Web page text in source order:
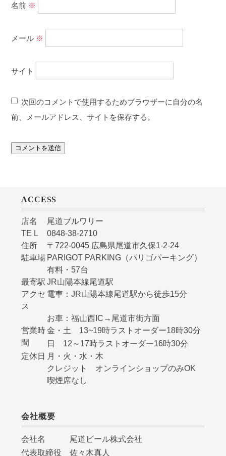
名前 ※
メール ※
サイト
次回のコメントで使用するためブラウザーに自分の名
前、メールアドレス、サイトを保存する。
ACCESS
店名
尾道ブルワリー
TE L
0848-38-2710
住所
〒722-0045 広島県尾道市久保1-2-24
駐車場 PARIGOT PARKING（パリゴパーキング）
有料・57台
最寄駅 JR山陽本線尾道駅
アクセ
ス
電車：JR山陽本線尾道駅から徒歩15分
お車：福山西IC→尾道市街方面
営業時
間
金・土 13~19時ラストオーダー18時30分
日 12～17時ラストオーダー16時30分
定休日 月・火・水・木
クレジット オンラインショップのみOK
喫煙席なし
会社概要
会社名 尾道ビール株式会社
代表取締役 佐々木真人